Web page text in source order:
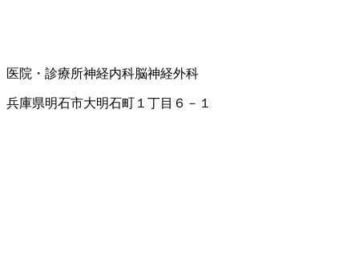
医院・診療所神経内科脳神経外科
兵庫県明石市大明石町１丁目６－１